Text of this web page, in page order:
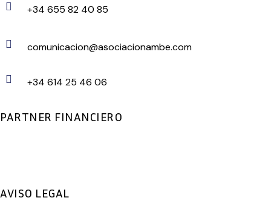
+34 655 82 40 85
comunicacion@asociacionambe.com
+34 614 25 46 06
PARTNER FINANCIERO
AVISO LEGAL